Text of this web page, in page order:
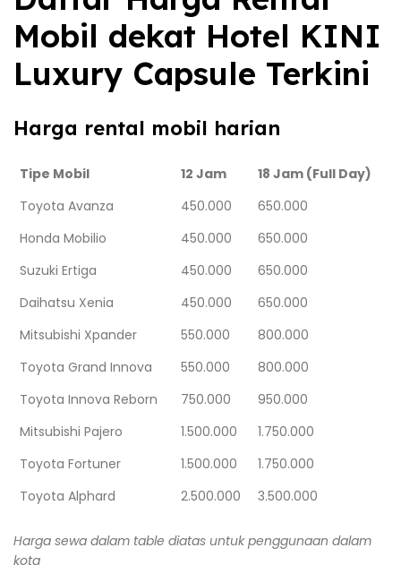
Mobil dekat Hotel KINI
Luxury Capsule Terkini
Harga rental mobil harian
Tipe Mobil 12 Jam
18 Jam (Full Day)
Toyota Avanza
450.000
650.000
Honda Mobilio
450.000
650.000
Suzuki Ertiga
450.000
650.000
Daihatsu Xenia
450.000
650.000
Mitsubishi Xpander
550.000
800.000
Toyota Grand Innova
550.000
800.000
Toyota Innova Reborn
750.000
950.000
Mitsubishi Pajero
1.500.000
1.750.000
Toyota Fortuner
1.500.000
1.750.000
Toyota Alphard
2.500.000 3.500.000
Harga sewa dalam table diatas untuk penggunaan dalam
kota